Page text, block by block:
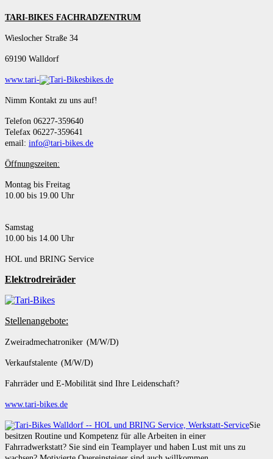
TARI-BIKES FACHRADZENTRUM
Wieslocher Straße 34
69190 Walldorf
www.tari- bikes.de
Nimm Kontakt zu uns auf!
Telefon 06227-359640
Telefax 06227-359641
email: info@tari-bikes.de
Öffnungszeiten:
Montag bis Freitag
10.00 bis 19.00 Uhr
Samstag
10.00 bis 14.00 Uhr
HOL und BRING Service
Elektrodreiräder
Stellenangebote:
Zweiradmechatroniker (M/W/D)
Verkaufstalente (M/W/D)
Fahrräder und E-Mobilität sind Ihre Leidenschaft?
www.tari-bikes.de
Sie
besitzen Routine und Kompetenz für alle Arbeiten in einer
Fahrradwerkstatt? Sie sind ein Teamplayer und haben Lust mit uns zu